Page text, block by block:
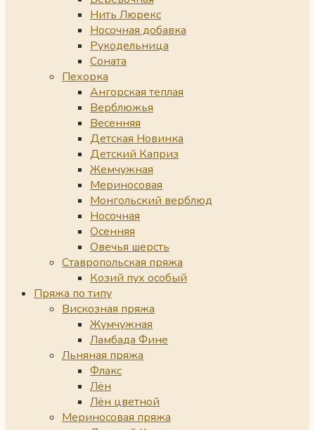
Нить Люрекс
Носочная добавка
Рукодельница
Соната
Пехорка
Ангорская теплая
Верблюжья
Весенняя
Детская Новинка
Детский Каприз
Жемчужная
Мериносовая
Монгольский верблюд
Носочная
Осенняя
Овечья шерсть
Ставропольская пряжа
Козий пух особый
Пряжа по типу
Вискозная пряжа
Жумчужная
Ламбада Фине
Льняная пряжа
Флакс
Лён
Лён цветной
Мериносовая пряжа